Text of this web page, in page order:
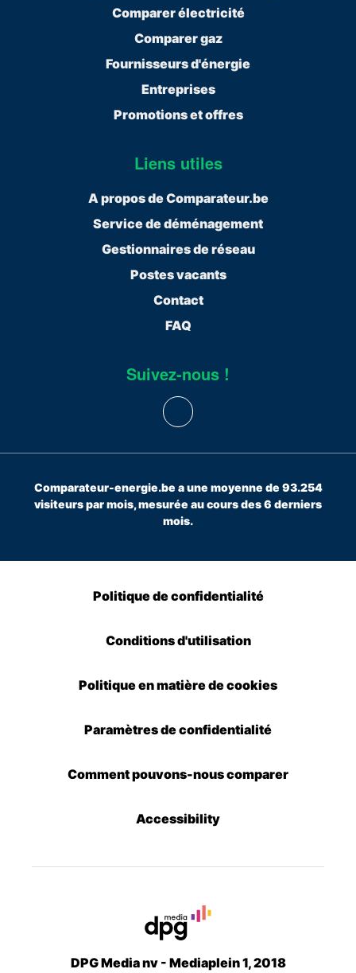
Comparer électricité
Comparer gaz
Fournisseurs d'énergie
Entreprises
Promotions et offres
Liens utiles
A propos de Comparateur.be
Service de déménagement
Gestionnaires de réseau
Postes vacants
Contact
FAQ
Suivez-nous !
Comparateur-energie.be a une moyenne de 93.254
visiteurs par mois, mesurée au cours des 6 derniers
mois.
Politique de confidentialité
Conditions d'utilisation
Politique en matière de cookies
Paramètres de confidentialité
Comment pouvons-nous comparer
Accessibility
DPG Media nv - Mediaplein 1, 2018